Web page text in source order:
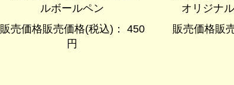
ルボールペン
販売価格販売価格(税込)： 450
円
オリジナ
販売価格販